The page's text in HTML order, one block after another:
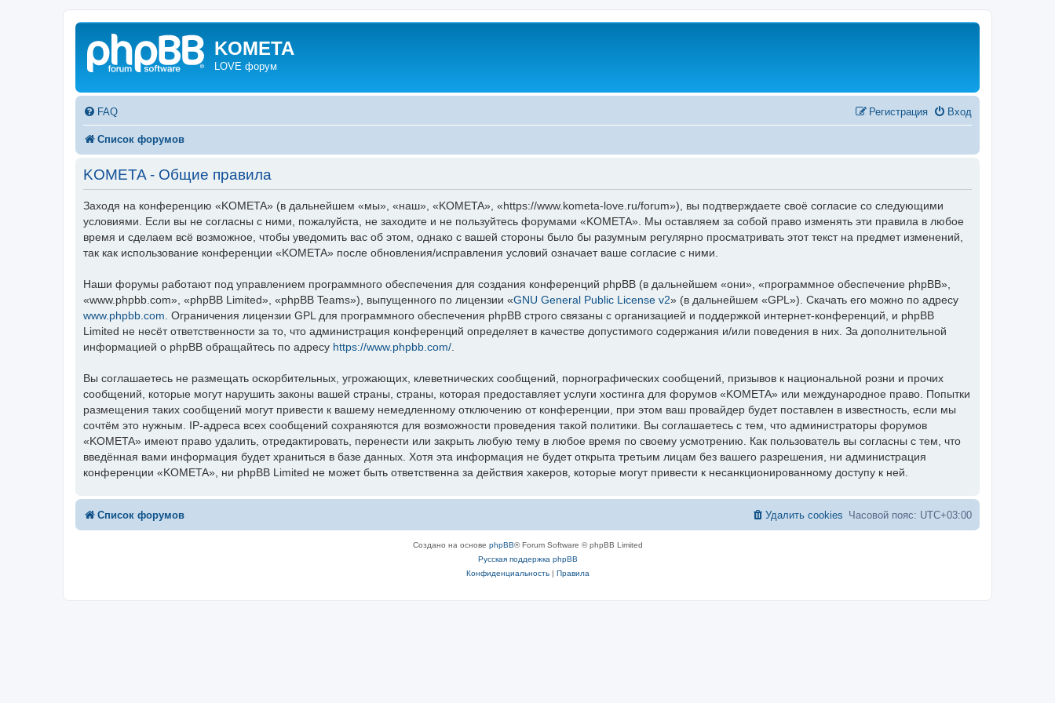
KOMETA
LOVE форум
FAQ Вход
Регистрация
Список форумов
KOMETA - Общие правила
Заходя на конференцию «KOMETA» (в дальнейшем «мы», «наш», «KOMETA», «https://www.kometa-love.ru/forum»), вы подтверждаете своё согласие со следующими
условиями. Если вы не согласны с ними, пожалуйста, не заходите и не пользуйтесь форумами «KOMETA». Мы оставляем за собой право изменять эти правила в любое
время и сделаем всё возможное, чтобы уведомить вас об этом, однако с вашей стороны было бы разумным регулярно просматривать этот текст на предмет изменений,
так как использование конференции «KOMETA» после обновления/исправления условий означает ваше согласие с ними.
Наши форумы работают под управлением программного обеспечения для создания конференций phpBB (в дальнейшем «они», «программное обеспечение phpBB»,
«www.phpbb.com», «phpBB Limited», «phpBB Teams»), выпущенного по лицензии «GNU General Public License v2» (в дальнейшем «GPL»). Скачать его можно по адресу
www.phpbb.com . Ограничения лицензии GPL для программного обеспечения phpBB строго связаны с организацией и поддержкой интернет-конференций, и phpBB
Limited не несёт ответственности за то, что администрация конференций определяет в качестве допустимого содержания и/или поведения в них. За дополнительной
информацией о phpBB обращайтесь по адресу https://www.phpbb.com/
Вы соглашаетесь не размещать оскорбительных, угрожающих, клеветнических сообщений, порнографических сообщений, призывов к национальной розни и прочих
сообщений, которые могут нарушить законы вашей страны, страны, которая предоставляет услуги хостинга для форумов «KOMETA» или международное право. Попытки
размещения таких сообщений могут привести к вашему немедленному отключению от конференции, при этом ваш провайдер будет поставлен в известность, если мы
сочтём это нужным. IP-адреса всех сообщений сохраняются для возможности проведения такой политики. Вы соглашаетесь с тем, что администраторы форумов
«KOMETA» имеют право удалить, отредактировать, перенести или закрыть любую тему в любое время по своему усмотрению. Как пользователь вы согласны с тем, что
введённая вами информация будет храниться в базе данных. Хотя эта информация не будет открыта третьим лицам без вашего разрешения, ни администрация
конференции «KOMETA», ни phpBB Limited не может быть ответственна за действия хакеров, которые могут привести к несанкционированному доступу к ней.
Список форумов Часовой пояс: UTC+03:00
Удалить cookies
Создано на основе phpBB® Forum Software © phpBB Limited
Русская поддержка phpBB
Конфиденциальность| Правила